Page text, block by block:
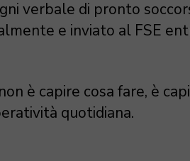
verbale di pronto
e inviato al FSE
è capire cosa fare, è
quotidiana.